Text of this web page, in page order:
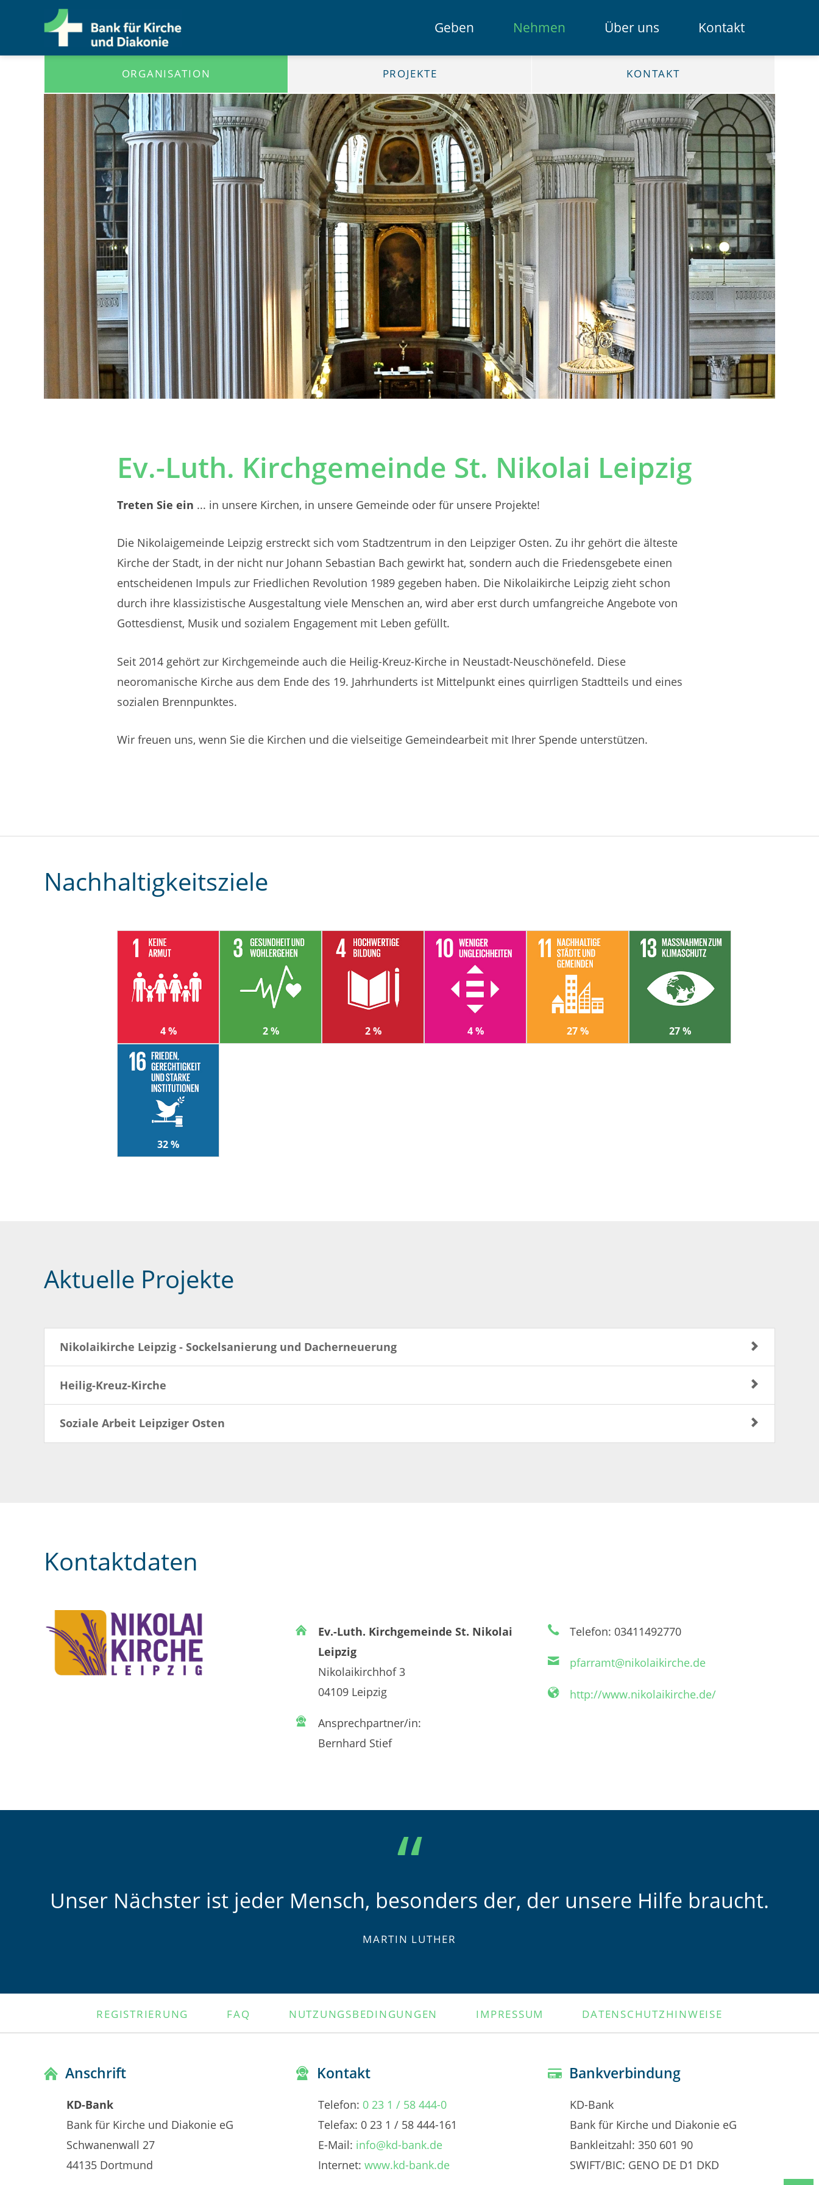
Geben Nehmen Über uns
Das Spendenportal
Die Bank
Das Team
Erklärfilme
Registrierung für Institutionen
Kontakt
Kontakt
ORGANISATION PROJEKTE KONTAKT
Ev.-Luth. Kirchgemeinde St. Nikolai Leipzig
Treten Sie ein ... in unsere Kirchen, in unsere Gemeinde oder für unsere Projekte!
Die Nikolaigemeinde Leipzig erstreckt sich vom Stadtzentrum in den Leipziger Osten. Zu ihr gehört die älteste
Kirche der Stadt, in der nicht nur Johann Sebastian Bach gewirkt hat, sondern auch die Friedensgebete einen
entscheidenen Impuls zur Friedlichen Revolution 1989 gegeben haben. Die Nikolaikirche Leipzig zieht schon
durch ihre klassizistische Ausgestaltung viele Menschen an, wird aber erst durch umfangreiche Angebote von
Gottesdienst, Musik und sozialem Engagement mit Leben gefüllt.
Seit 2014 gehört zur Kirchgemeinde auch die Heilig-Kreuz-Kirche in Neustadt-Neuschönefeld. Diese
neoromanische Kirche aus dem Ende des 19. Jahrhunderts ist Mittelpunkt eines quirrligen Stadtteils und eines
sozialen Brennpunktes.
Wir freuen uns, wenn Sie die Kirchen und die vielseitige Gemeindearbeit mit Ihrer Spende unterstützen.
Nachhaltigkeitsziele
4 % 2 % 2 % 4 % 27 % 27 %
32 %
Aktuelle Projekte
Nikolaikirche Leipzig - Sockelsanierung und Dacherneuerung
Heilig-Kreuz-Kirche
Soziale Arbeit Leipziger Osten
Kontaktdaten
Ev.-Luth. Kirchgemeinde St. Nikolai
Leipzig
Nikolaikirchhof 3
04109 Leipzig
Ansprechpartner/in:
Bernhard Stief
Telefon: 03411492770
pfarramt@nikolaikirche.de
http://www.nikolaikirche.de/
Unser Nächster ist jeder Mensch, besonders der, der unsere Hilfe braucht.
MARTIN LUTHER
REGISTRIERUNG FAQ NUTZUNGSBEDINGUNGEN IMPRESSUM DATENSCHUTZHINWEISE
Anschrift
KD-Bank
Bank für Kirche und Diakonie eG
Schwanenwall 27
44135 Dortmund
Kontakt
Telefon: 0 23 1 / 58 444-0
Telefax: 0 23 1 / 58 444-161
E-Mail: info@kd-bank.de
Internet:www.kd-bank.de
Bankverbindung
KD-Bank
Bank für Kirche und Diakonie eG
Bankleitzahl: 350 601 90
SWIFT/BIC: GENO DE D1 DKD